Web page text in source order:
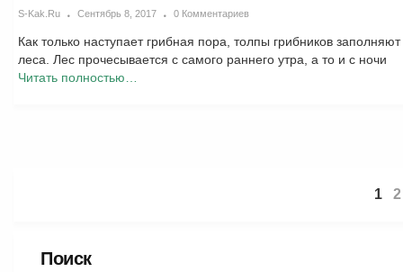
S-Kak.ru Сентябрь 8, 2017 0 Комментариев
Как только наступает грибная пора, толпы грибников заполняют
леса. Лес прочесывается с самого раннего утра, а то и с ночи
Читать полностью…
1 2
Поиск